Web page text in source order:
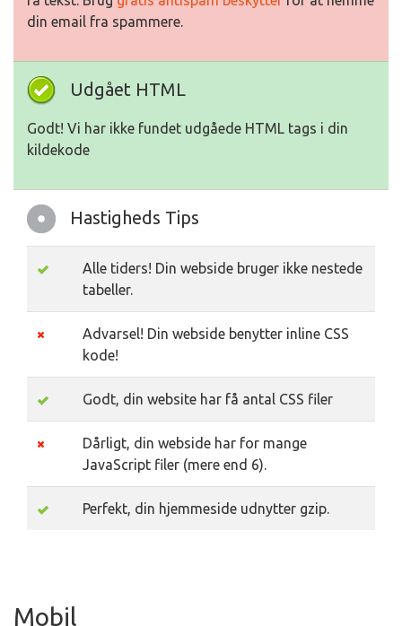
din email fra spammere.
Udgået HTML
Godt! Vi har ikke fundet udgåede HTML tags i din
kildekode
Hastigheds Tips
Alle tiders! Din webside bruger ikke nestede
tabeller.
Advarsel! Din webside benytter inline CSS
kode!
Godt, din website har få antal CSS filer
Dårligt, din webside har for mange
JavaScript filer (mere end 6).
Perfekt, din hjemmeside udnytter gzip.
Mobil